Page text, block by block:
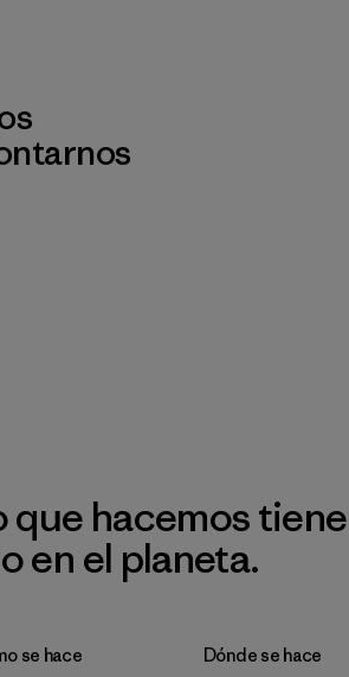
que hacemos
en el planeta.
se hace Dónde se hace